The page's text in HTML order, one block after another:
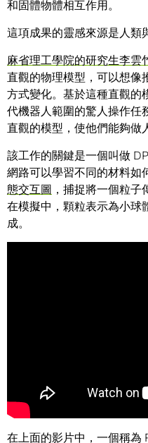
和固體物體相互作用。
這項成果的靈感來源是人類
麻省理工學院的研究生李雲
直觀的物理模型，可以想像
方式變化。基於這種直觀的
代機器人範圍的驚人操作任
直觀的模型，使他們能夠做
該工作的關鍵是一個叫做
網路可以學習不同的材料如
態交互圖 ，捕捉將一個粒子
在模擬中，顆粒表示為小球
成。
在上面的影片中，一個稱為